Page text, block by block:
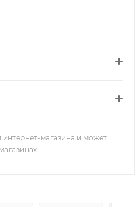
интернет-магазина и может